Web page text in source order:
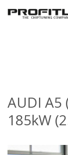
AUDI A5
185kW